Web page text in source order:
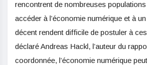
rencontrent de nombreuses
accéder à l’économie numérique et à
décent rendent difficile de postuler à
déclaré Andreas Hackl, l’auteur du
coordonnée, l’économie numérique